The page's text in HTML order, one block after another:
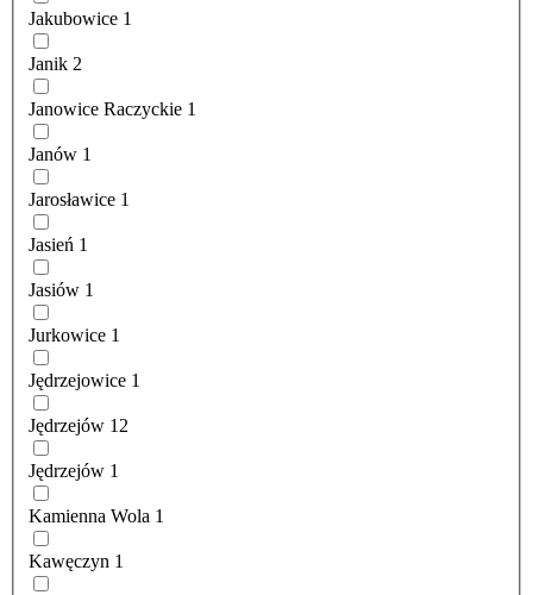
Jakubowice 1
Janik 2
Janowice Raczyckie 1
Janów 1
Jarosławice 1
Jasień 1
Jasiów 1
Jurkowice 1
Jędrzejowice 1
Jędrzejów 12
Jędrzejów 1
Kamienna Wola 1
Kawęczyn 1